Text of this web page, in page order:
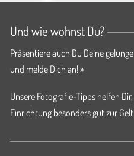
Und wie wohnst Du?
Präsentiere auch Du Deine
und melde Dich an! »
Unsere Fotografie-Tipps helfen
Einrichtung besonders gut zur